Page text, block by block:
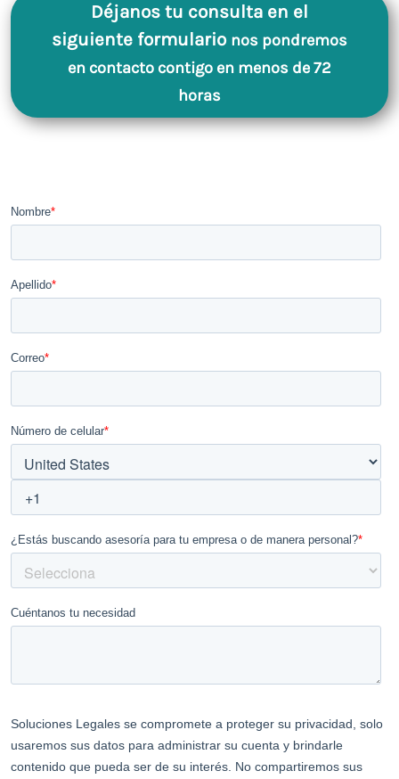
Déjanos tu consulta en el
siguiente formulario nos pondremos
en contacto contigo en menos de 72
horas